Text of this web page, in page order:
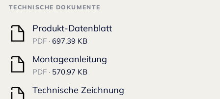
TECHNISCHE DOKUMENTE
Produkt-Datenblatt
PDF · 697.39 KB
Montageanleitung
PDF · 570.97 KB
Technische Zeichnung